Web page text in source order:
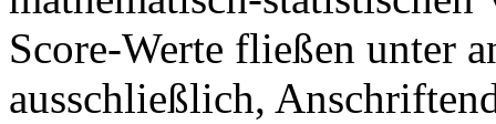
Score-Werte fließen unter
ausschließlich,